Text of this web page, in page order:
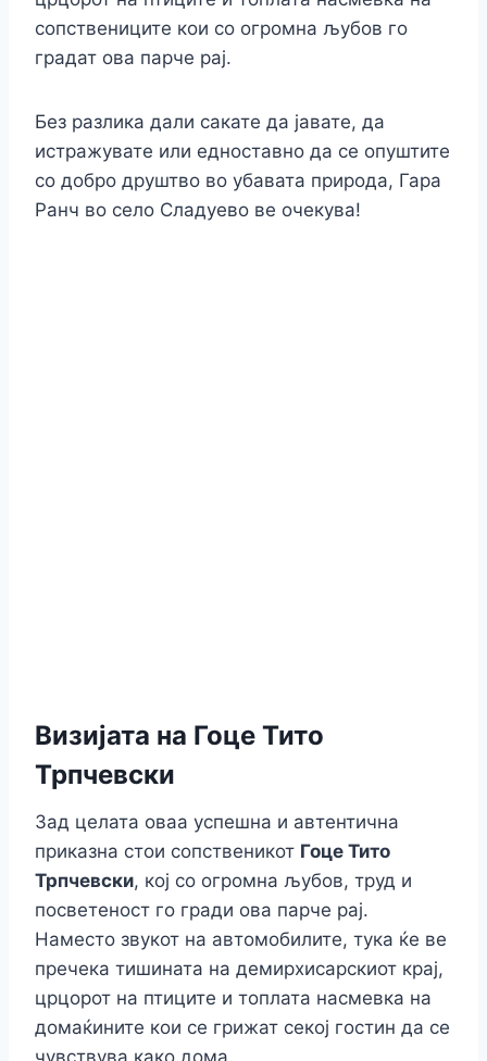
сопствениците кои со огромна љубов го
градат ова парче рај.
Без разлика дали сакате да јавате, да
истражувате или едноставно да се опуштите
со добро друштво во убавата природа, Гара
Ранч во село Сладуево ве очекува!
Визијата на Гоце Тито
Трпчевски
Зад целата оваа успешна и автентична
приказна стои сопственикот Гоце Тито
Трпчевски, кој со огромна љубов, труд и
посветеност го гради ова парче рај.
Наместо звукот на автомобилите, тука ќе ве
пречека тишината на демирхисарскиот крај,
црцорот на птиците и топлата насмевка на
домаќините кои се грижат секој гостин да се